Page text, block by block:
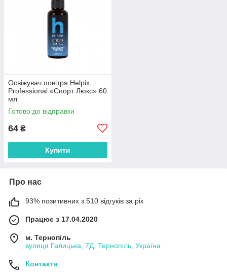
Освіжувач повітря Helpix
Professional «Спорт Люкс» 60
мл
Готово до відправки
64 ₴
Купити
Про нас
93% позитивних з 510 відгуків за рік
Працює з 17.04.2020
м. Тернопіль
вулиця Галицька, 7Д, Тернопіль, Україна
Контакти